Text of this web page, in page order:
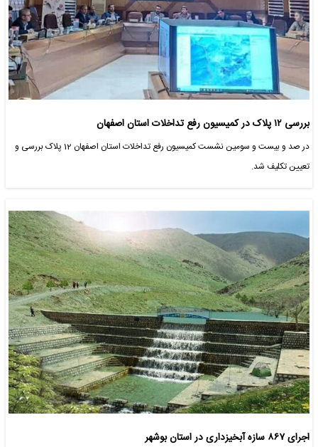
بررسی ۱۲ پلاک در کمیسیون رفع تداخلات استان اصفهان
در صد و بیست و سومین نشست کمیسیون رفع تداخلات استان اصفهان 12 پلاک بررسی و
تعیین تکلیف شد.
اجرای ۸۶۷ سازه آبخیزداری در استان بوشهر